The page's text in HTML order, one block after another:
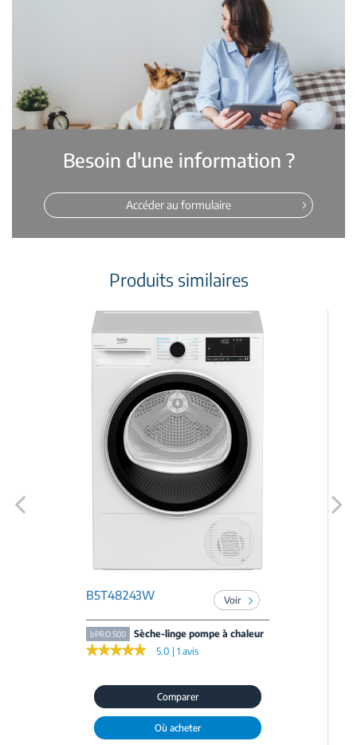
Besoin d'une information ?
Accéder au formulaire
Produits similaires
B5T48243W Voir
bPRO 500
Sèche-linge pompe à chaleur
★★★★★
★★★★★ 5.0 | 1 avis
Comparer
Où acheter